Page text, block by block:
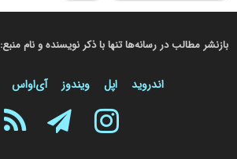
بازنشر مطالب در رسانه‌ها تنها با ذکر نویسنده و نام منبع:
اندروید اپل ویندوز آی‌او‌اس